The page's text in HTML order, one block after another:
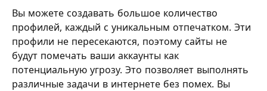
Вы можете создавать большое количество
профилей, каждый с уникальным отпечатком. Эти
профили не пересекаются, поэтому сайты не
будут помечать ваши аккаунты как
потенциальную угрозу. Это позволяет выполнять
различные задачи в интернете без помех. Вы